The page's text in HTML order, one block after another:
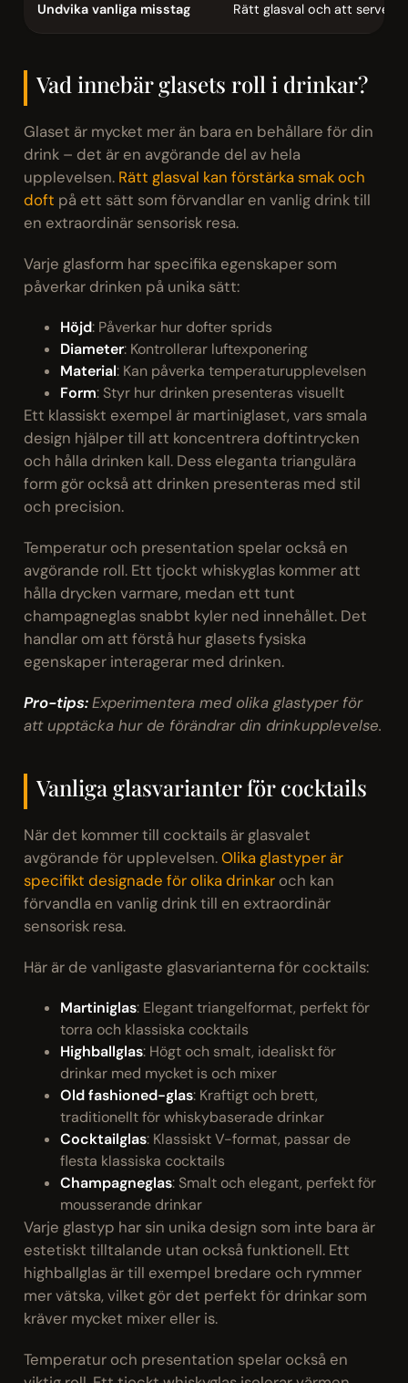
Undvika vanliga misstag Rätt glasval och att servera
Vad innebär glasets roll i drinkar?
Glaset är mycket mer än bara en behållare för din
drink – det är en avgörande del av hela
upplevelsen. Rätt glasval kan förstärka smak och
doft på ett sätt som förvandlar en vanlig drink till
en extraordinär sensorisk resa.
Varje glasform har specifika egenskaper som
påverkar drinken på unika sätt:
Höjd: Påverkar hur dofter sprids
Diameter: Kontrollerar luftexponering
Material: Kan påverka temperaturupplevelsen
Form: Styr hur drinken presenteras visuellt
Ett klassiskt exempel är martiniglaset, vars smala
design hjälper till att koncentrera doftintrycken
och hålla drinken kall. Dess eleganta triangulära
form gör också att drinken presenteras med stil
och precision.
Temperatur och presentation spelar också en
avgörande roll. Ett tjockt whiskyglas kommer att
hålla drycken varmare, medan ett tunt
champagneglas snabbt kyler ned innehållet. Det
handlar om att förstå hur glasets fysiska
egenskaper interagerar med drinken.
Pro-tips:Experimentera med olika glastyper för
att upptäcka hur de förändrar din drinkupplevelse.
Vanliga glasvarianter för cocktails
När det kommer till cocktails är glasvalet
avgörande för upplevelsen.Olika glastyper är
specifikt designade för olika drinkaroch kan
förvandla en vanlig drink till en extraordinär
sensorisk resa.
Här är de vanligaste glasvarianterna för cocktails:
Martiniglas: Elegant triangelformat, perfekt för
torra och klassiska cocktails
Highballglas: Högt och smalt, idealiskt för
drinkar med mycket is och mixer
Old fashioned-glas: Kraftigt och brett,
traditionellt för whiskybaserade drinkar
Cocktailglas: Klassiskt V-format, passar de
flesta klassiska cocktails
Champagneglas: Smalt och elegant, perfekt för
mousserande drinkar
Varje glastyp har sin unika design som inte bara är
estetiskt tilltalande utan också funktionell. Ett
highballglas är till exempel bredare och rymmer
mer vätska, vilket gör det perfekt för drinkar som
kräver mycket mixer eller is.
Temperatur och presentation spelar också en